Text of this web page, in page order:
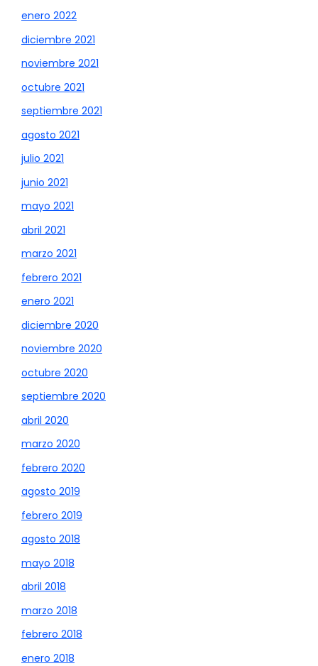
enero 2022
diciembre 2021
noviembre 2021
octubre 2021
septiembre 2021
agosto 2021
julio 2021
junio 2021
mayo 2021
abril 2021
marzo 2021
febrero 2021
enero 2021
diciembre 2020
noviembre 2020
octubre 2020
septiembre 2020
abril 2020
marzo 2020
febrero 2020
agosto 2019
febrero 2019
agosto 2018
mayo 2018
abril 2018
marzo 2018
febrero 2018
enero 2018